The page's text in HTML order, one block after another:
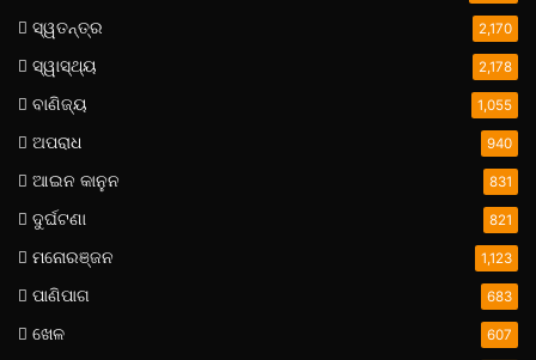
ସ୍ୱତନ୍ତ୍ର 2,170
ସ୍ୱାସ୍ଥ୍ୟ 2,178
ବାଣିଜ୍ୟ 1,055
ଅପରାଧ 940
ଆଇନ କାନୁନ 831
ଦୁର୍ଘଟଣା 821
ମନୋରଞ୍ଜନ 1,123
ପାଣିପାଗ 683
ଖେଳ 607